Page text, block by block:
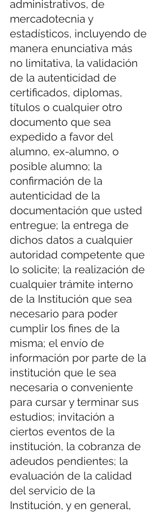
administrativos, de
mercadotecnia y
estadísticos, incluyendo de
manera enunciativa más
no limitativa, la validación
de la autenticidad de
certificados, diplomas,
títulos o cualquier otro
documento que sea
expedido a favor del
alumno, ex-alumno, o
posible alumno; la
confirmación de la
autenticidad de la
documentación que usted
entregue; la entrega de
dichos datos a cualquier
autoridad competente que
lo solicite; la realización de
cualquier trámite interno
de la Institución que sea
necesario para poder
cumplir los fines de la
misma; el envío de
información por parte de la
institución que le sea
necesaria o conveniente
para cursar y terminar sus
estudios; invitación a
ciertos eventos de la
institución, la cobranza de
adeudos pendientes; la
evaluación de la calidad
del servicio de la
Institución, y en general,